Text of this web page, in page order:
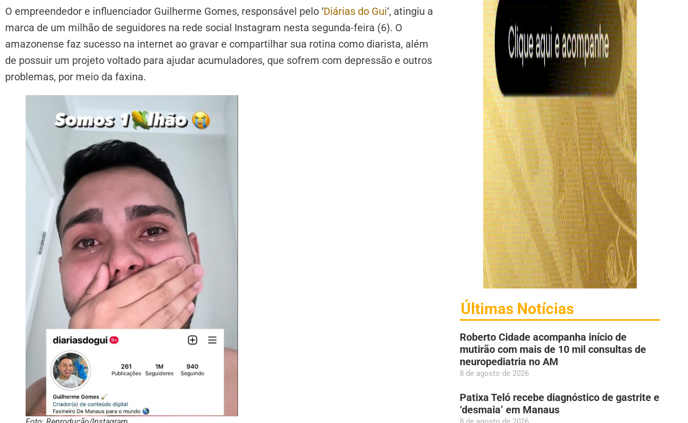
O empreendedor e influenciador Guilherme Gomes, responsável pelo ‘Diárias do Gui‘, atingiu a
marca de um milhão de seguidores na rede social Instagram nesta segunda-feira (6). O
amazonense faz sucesso na internet ao gravar e compartilhar sua rotina como diarista, além
de possuir um projeto voltado para ajudar acumuladores, que sofrem com depressão e outros
problemas, por meio da faxina.
Últimas Notícias
Roberto Cidade acompanha início de
mutirão com mais de 10 mil consultas de
neuropediatria no AM
8 de agosto de 2026
Patixa Teló recebe diagnóstico de gastrite e
‘desmaia’ em Manaus